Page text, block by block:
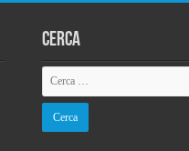
Cerca